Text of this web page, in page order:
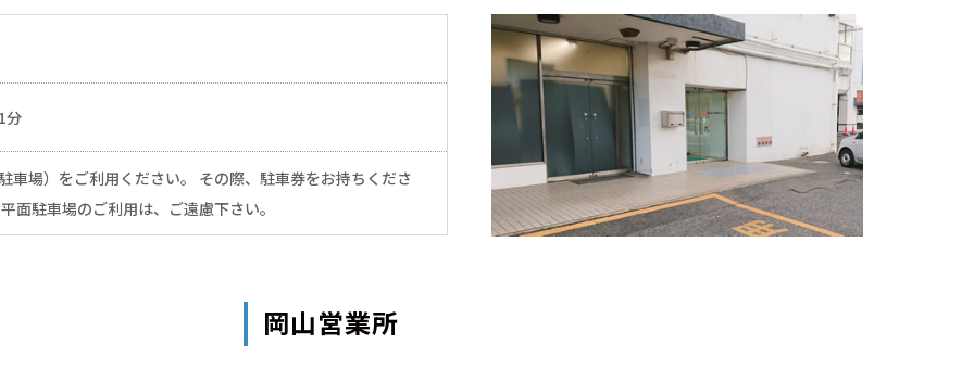
分
車場）をご利用ください。 その際、駐車券をお持ちくださ
面駐車場のご利用は、ご遠慮下さい。
岡山営業所